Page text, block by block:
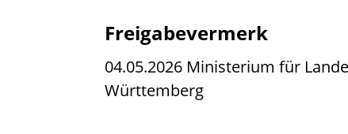
Freigabevermerk
04.05.2026 Ministerium für
Württemberg